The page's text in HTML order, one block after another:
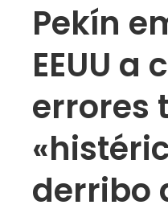
Pekín
EEUU a
errores
derribo